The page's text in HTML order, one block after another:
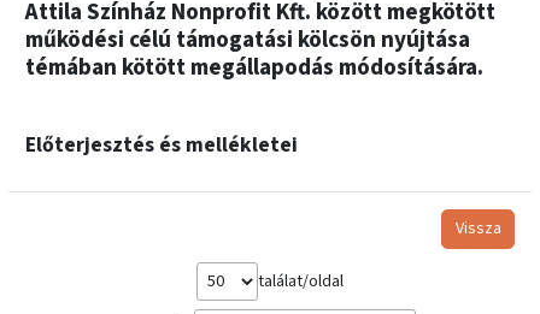
Attila Színház Nonprofit Kft. között megkötött
működési célú támogatási kölcsön nyújtása
témában kötött megállapodás módosítására.
Előterjesztés és mellékletei
Vissza
találat/oldal